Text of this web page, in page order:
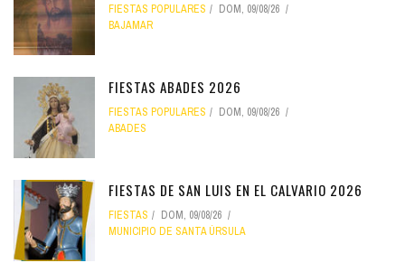
FIESTAS POPULARES
DOM, 09/08/26
BAJAMAR
FIESTAS ABADES 2026
FIESTAS POPULARES
DOM, 09/08/26
ABADES
FIESTAS DE SAN LUIS EN EL CALVARIO 2026
FIESTAS
DOM, 09/08/26
MUNICIPIO DE SANTA ÚRSULA